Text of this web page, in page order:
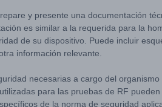
y presente una documentación
es similar a la requerida para la
de su dispositivo. Puede incluir
información relevante.
necesarias a cargo del
para las pruebas de RF
de la norma de seguridad